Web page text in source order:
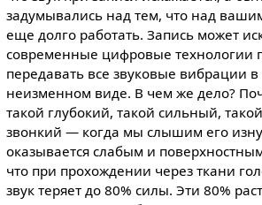
задумывались над тем, что над
еще долго работать. Запись может
современные цифровые технологии
передавать все звуковые вибрации в
неизменном виде. В чем же дело?
такой глубокий, такой сильный,
звонкий — когда мы слышим его
оказывается слабым и
что при прохождении через ткани
звук теряет до 80% силы. Эти 80%